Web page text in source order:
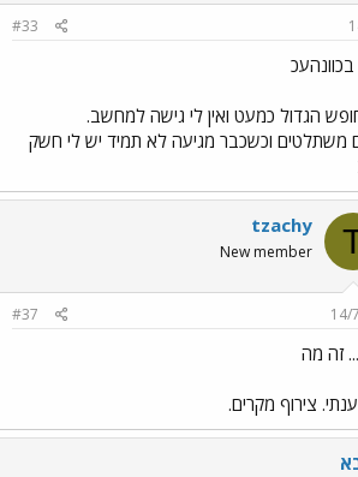
#33
הגדול כמעט ואין לי גישה למחשב.
משתלטים וכשכבר מגיעה לא תמיד יש לי חשק
tzachy
New member
14/
#37
זה מה
צירוף מקרים.